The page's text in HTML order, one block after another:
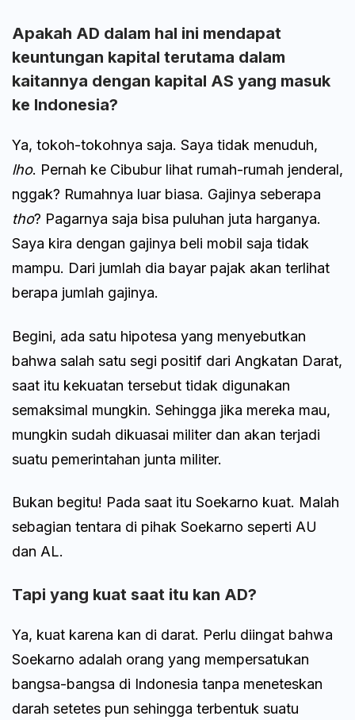
Apakah AD dalam hal ini mendapat
keuntungan kapital terutama dalam
kaitannya dengan kapital AS yang masuk
ke Indonesia?
Ya, tokoh-tokohnya saja. Saya tidak menuduh,
lho. Pernah ke Cibubur lihat rumah-rumah jenderal,
nggak? Rumahnya luar biasa. Gajinya seberapa
tho? Pagarnya saja bisa puluhan juta harganya.
Saya kira dengan gajinya beli mobil saja tidak
mampu. Dari jumlah dia bayar pajak akan terlihat
berapa jumlah gajinya.
Begini, ada satu hipotesa yang menyebutkan
bahwa salah satu segi positif dari Angkatan Darat,
saat itu kekuatan tersebut tidak digunakan
semaksimal mungkin. Sehingga jika mereka mau,
mungkin sudah dikuasai militer dan akan terjadi
suatu pemerintahan junta militer.
Bukan begitu! Pada saat itu Soekarno kuat. Malah
sebagian tentara di pihak Soekarno seperti AU
dan AL.
Tapi yang kuat saat itu kan AD?
Ya, kuat karena kan di darat. Perlu diingat bahwa
Soekarno adalah orang yang mempersatukan
bangsa-bangsa di Indonesia tanpa meneteskan
darah setetes pun sehingga terbentuk suatu